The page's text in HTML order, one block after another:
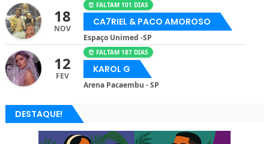
18
NOV
⏰ FALTAM 101 DIAS
CA7RIEL & PACO AMOROSO
Espaço Unimed -SP
12
FEV
⏰ FALTAM 187 DIAS
KAROL G
Arena Pacaembu - SP
DESTAQUE!